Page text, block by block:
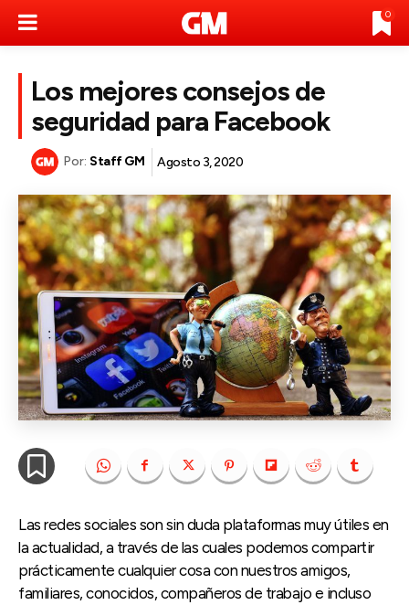
0
Los mejores consejos de
seguridad para Facebook
Por: Staff GM Agosto 3, 2020
Las redes sociales son sin duda plataformas muy útiles en
la actualidad, a través de las cuales podemos compartir
prácticamente cualquier cosa con nuestros amigos,
familiares, conocidos, compañeros de trabajo e incluso